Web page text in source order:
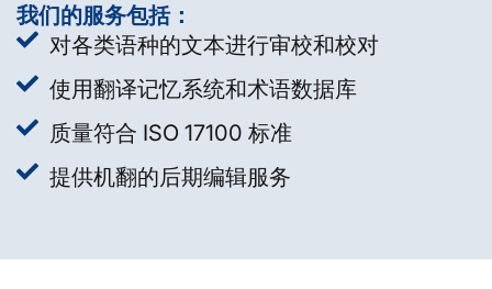
我们的服务包括：
对各类语种的文本进行审校和校对
使用翻译记忆系统和术语数据库
质量符合 ISO 17100 标准
提供机翻的后期编辑服务